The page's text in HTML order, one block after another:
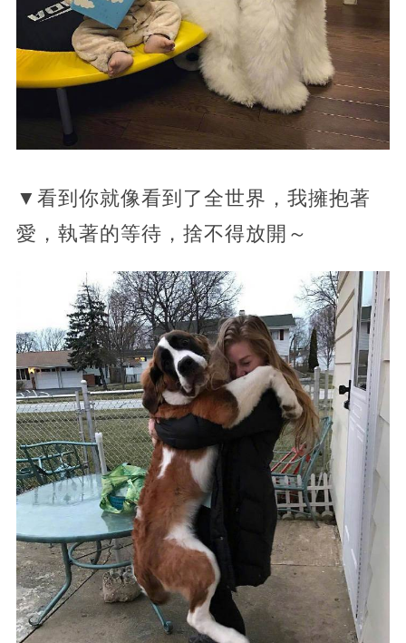
▼看到你就像看到了全世界，我擁抱著
愛，執著的等待，捨不得放開～